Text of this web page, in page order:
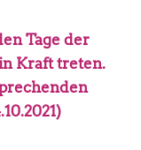
Tage der
Kraft treten.